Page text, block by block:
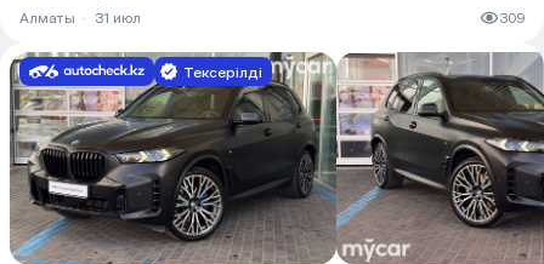
Алматы · 31 июл 309
Тексерілді